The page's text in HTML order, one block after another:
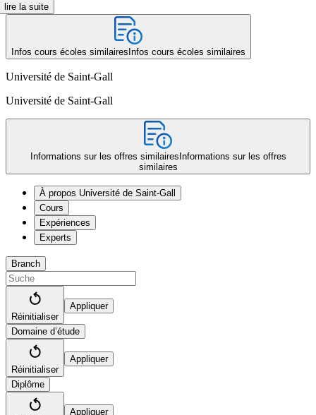
lire la suite
Infos cours écoles similaires Infos cours écoles similaires
Université de Saint-Gall
Université de Saint-Gall
Informations sur les offres similaires Informations sur les offres
similaires
À propos Université de Saint-Gall
Cours
Expériences
Experts
Branch
Réinitialiser
Appliquer
Domaine d’étude
Réinitialiser
Appliquer
Diplôme
Appliquer